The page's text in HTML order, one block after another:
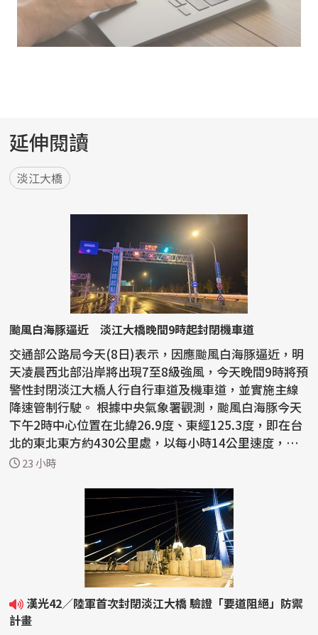
延伸閱讀
淡江大橋
颱風白海豚逼近 淡江大橋晚間9時起封閉機車道
交通部公路局今天(8日)表示，因應颱風白海豚逼近，明
天凌晨西北部沿岸將出現7至8級強風，今天晚間9時將預
警性封閉淡江大橋人行自行車道及機車道，並實施主線
降速管制行駛。 根據中央氣象署觀測，颱風白海豚今天
下午2時中心位置在北緯26.9度、東經125.3度，即在台
北的東北東方約430公里處，以每小時14公里速度，向
西北...
23 小時
計畫